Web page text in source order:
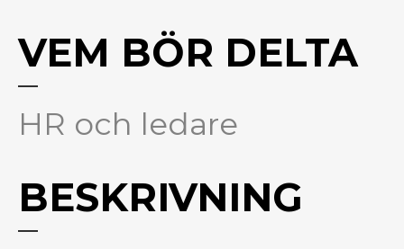
VEM BÖR DELTA
HR och ledare
BESKRIVNING